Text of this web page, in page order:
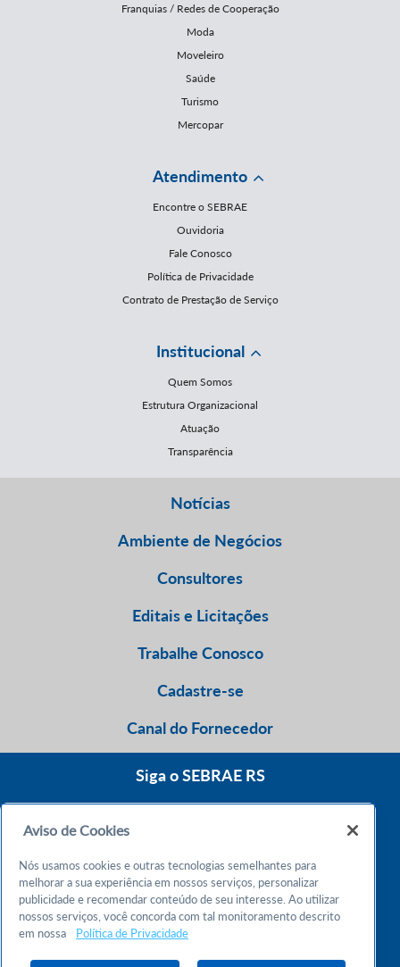
Franquias / Redes de Cooperação
Moda
Moveleiro
Saúde
Turismo
Mercopar
Atendimento
Encontre o SEBRAE
Ouvidoria
Fale Conosco
Política de Privacidade
Contrato de Prestação de Serviço
Institucional
Quem Somos
Estrutura Organizacional
Atuação
Transparência
Notícias
Ambiente de Negócios
Consultores
Editais e Licitações
Trabalhe Conosco
Cadastre-se
Canal do Fornecedor
Siga o SEBRAE RS
Atendimento 24h
Chame no WhatsApp
Aviso de Cookies
Nós usamos cookies e outras tecnologias semelhantes para
melhorar a sua experiência em nossos serviços, personalizar
publicidade e recomendar conteúdo de seu interesse. Ao utilizar
nossos serviços, você concorda com tal monitoramento descrito
em nossa
Política de Privacidade